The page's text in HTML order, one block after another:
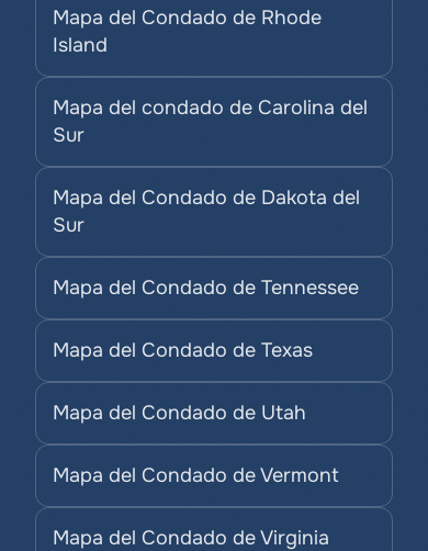
Mapa del Condado de Rhode
Island
Mapa del condado de Carolina del
Sur
Mapa del Condado de Dakota del
Sur
Mapa del Condado de Tennessee
Mapa del Condado de Texas
Mapa del Condado de Utah
Mapa del Condado de Vermont
Mapa del Condado de Virginia